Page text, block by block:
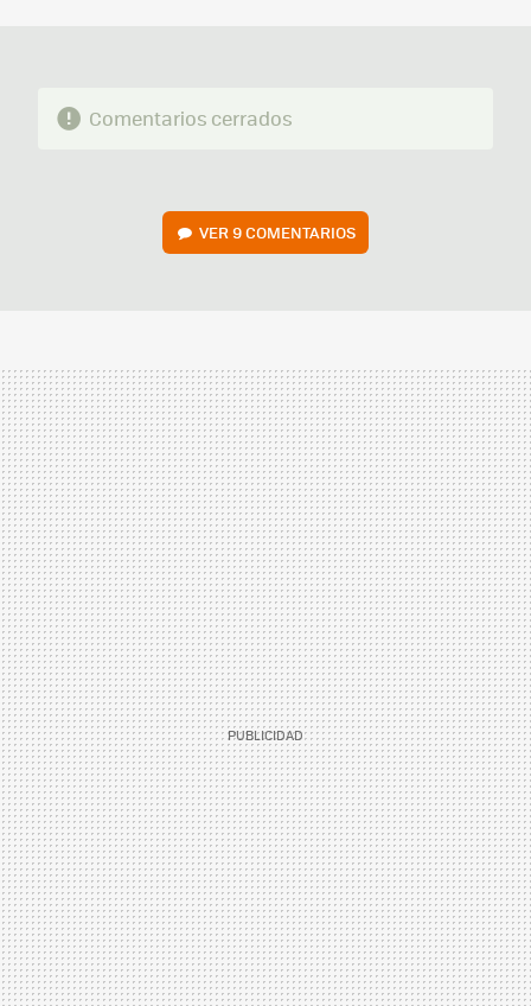
Comentarios cerrados
VER9 COMENTARIOS